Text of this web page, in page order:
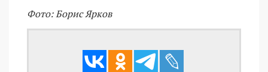
Фото: Борис Ярков